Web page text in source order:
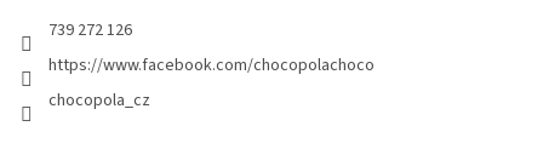
739 272 126
https://www.facebook.com/chocopolachoco
chocopola_cz